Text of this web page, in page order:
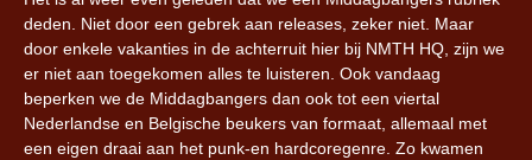
deden. Niet door een gebrek aan releases, zeker niet. Maar
door enkele vakanties in de achterruit hier bij NMTH HQ, zijn we
er niet aan toegekomen alles te luisteren. Ook vandaag
beperken we de Middagbangers dan ook tot een viertal
Nederlandse en Belgische beukers van formaat, allemaal met
een eigen draai aan het punk-en hardcoregenre. Zo kwamen